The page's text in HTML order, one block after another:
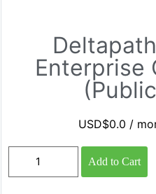
Enterprise
USD$0.0 /
Add to Cart